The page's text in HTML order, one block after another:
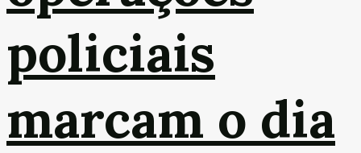
policiais
marcam o dia